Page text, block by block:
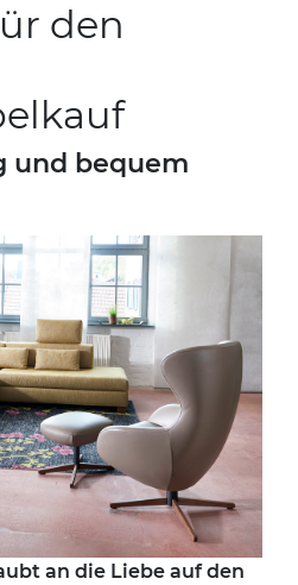
den
und bequem
an die Liebe auf den